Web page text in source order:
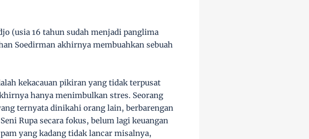
(usia 16 tahun sudah menjadi panglima
Soedirman akhirnya membuahkan sebuah
kekacauan pikiran yang tidak terpusat
hanya menimbulkan stres. Seorang
ternyata dinikahi orang lain, berbarengan
Rupa secara fokus, belum lagi keuangan
yang kadang tidak lancar misalnya,